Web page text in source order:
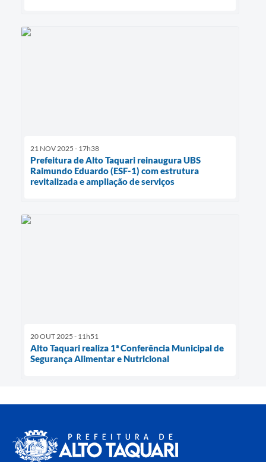
21 NOV 2025 - 17h38
Prefeitura de Alto Taquari reinaugura UBS
Raimundo Eduardo (ESF-1) com estrutura
revitalizada e ampliação de serviços
20 OUT 2025 - 11h51
Alto Taquari realiza 1ª Conferência Municipal de
Segurança Alimentar e Nutricional